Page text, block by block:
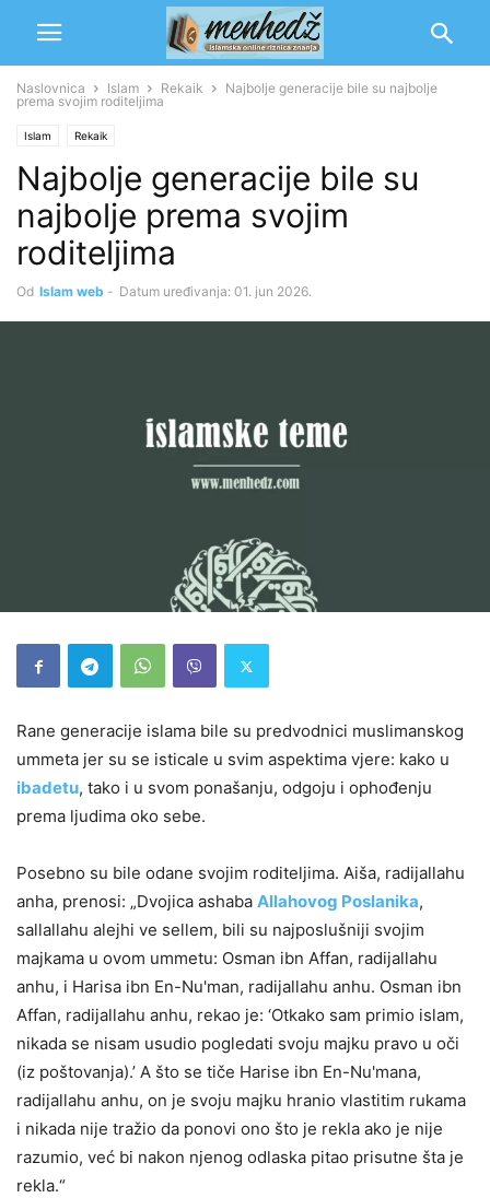
Naslovnica Islam Rekaik
Najbolje generacije bile su najbolje
prema svojim roditeljima
Islam Rekaik
Najbolje generacije bile su
najbolje prema svojim
roditeljima
Od Islam web - Datum uređivanja: 01. jun 2026.
Rane generacije islama bile su predvodnici muslimanskog
ummeta jer su se isticale u svim aspektima vjere: kako u
ibadetu, tako i u svom ponašanju, odgoju i ophođenju
prema ljudima oko sebe.
Posebno su bile odane svojim roditeljima. Aiša, radijallahu
anha, prenosi: „Dvojica ashaba Allahovog Poslanika,
sallallahu alejhi ve sellem, bili su najposlušniji svojim
majkama u ovom ummetu: Osman ibn Affan, radijallahu
anhu, i Harisa ibn En-Nu'man, radijallahu anhu. Osman ibn
Affan, radijallahu anhu, rekao je: ‘Otkako sam primio islam,
nikada se nisam usudio pogledati svoju majku pravo u oči
(iz poštovanja).’ A što se tiče Harise ibn En-Nu'mana,
radijallahu anhu, on je svoju majku hranio vlastitim rukama
i nikada nije tražio da ponovi ono što je rekla ako je nije
razumio, već bi nakon njenog odlaska pitao prisutne šta je
rekla.“